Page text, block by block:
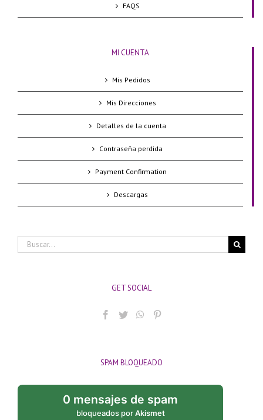
FAQS
MI CUENTA
Mis Pedidos
Mis Direcciones
Detalles de la cuenta
Contraseña perdida
Payment Confirmation
Descargas
Buscar:
GET SOCIAL
SPAM BLOQUEADO
0 mensajes de spam
bloqueados porAkismet